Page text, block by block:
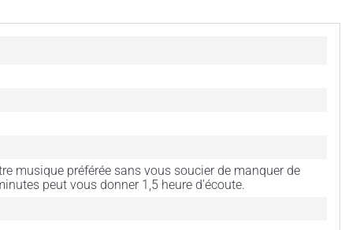
musique préférée sans vous soucier de manquer de
peut vous donner 1,5 heure d'écoute.